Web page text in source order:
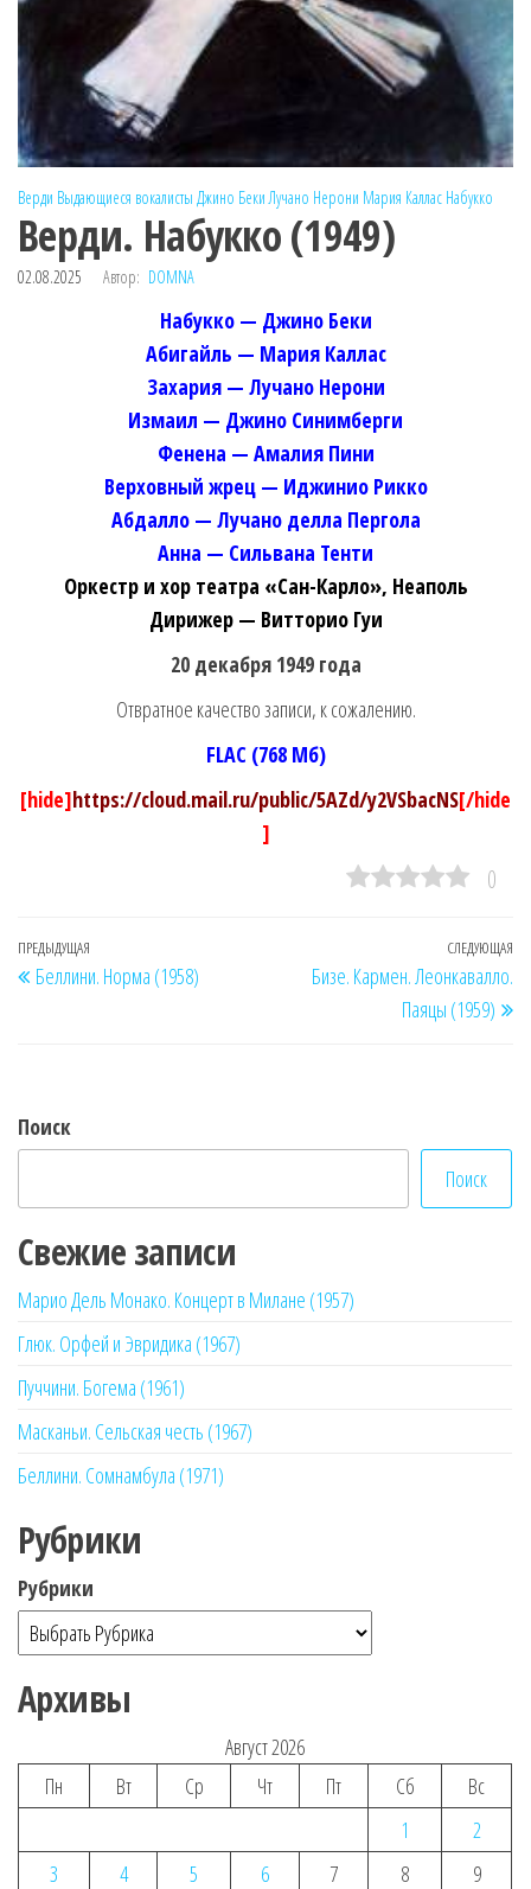
Верди Выдающиеся вокалисты Джино Беки Лучано Нерони Мария Каллас Набукко
Верди. Набукко (1949)
02.08.2025 Автор: DOMNA
Набукко — Джино Беки
Абигайль — Мария Каллас
Захария — Лучано Нерони
Измаил — Джино Синимберги
Фенена — Амалия Пини
Верховный жрец — Иджинио Рикко
Абдалло — Лучано делла Пергола
Анна — Сильвана Тенти
Оркестр и хор театра «Сан-Карло», Неаполь
Дирижер — Витторио Гуи
20 декабря 1949 года
Отвратное качество записи, к сожалению.
FLAC (768 Мб)
[hide]https://cloud.mail.ru/public/5AZd/y2VSbacNS[/hide
]
0
Навигация
по
Предыдущая
запись
ПРЕДЫДУЩАЯ
Беллини. Норма (1958)
СЛЕДУЮЩАЯ
Бизе. Кармен. Леонкавалло.
Паяцы (1959)
Поиск
Поиск
Свежие записи
Марио Дель Монако. Концерт в Милане (1957)
Глюк. Орфей и Эвридика (1967)
Пуччини. Богема (1961)
Масканьи. Сельская честь (1967)
Беллини. Сомнамбула (1971)
Рубрики
Рубрики
Архивы
Август 2026
Пн
Вт Ср Чт Пт Сб
Вс
1
2
3
4 5 6 7 8
9